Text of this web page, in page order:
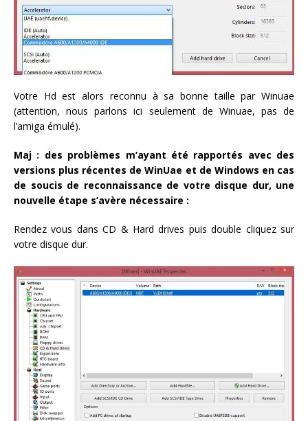
Votre Hd est alors reconnu à sa bonne taille par Winuae
(attention, nous parlons ici seulement de Winuae, pas de
l’amiga émulé).
Maj : des problèmes m’ayant été rapportés avec des
versions plus récentes de WinUae et de Windows en cas
de soucis de reconnaissance de votre disque dur, une
nouvelle étape s’avère nécessaire :
Rendez vous dans CD & Hard drives puis double cliquez sur
votre disque dur.